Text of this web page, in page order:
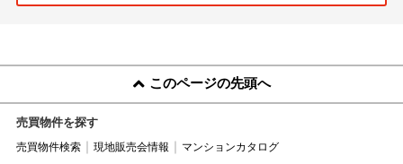
このページの先頭へ
売買物件を探す
売買物件検索 現地販売会情報 マンションカタログ